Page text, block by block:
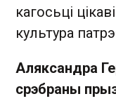
кагосьці
культура
Аляксандра
срэбраны